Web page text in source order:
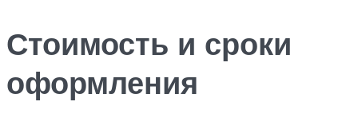
Стоимость и сроки
оформления